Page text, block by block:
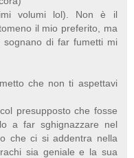
volumi lol). Non è il
il mio preferito, ma
di far fumetti mi
che non ti aspettavi
presupposto che fosse
a far sghignazzare nel
che ci si addentra nella
sia geniale e la sua